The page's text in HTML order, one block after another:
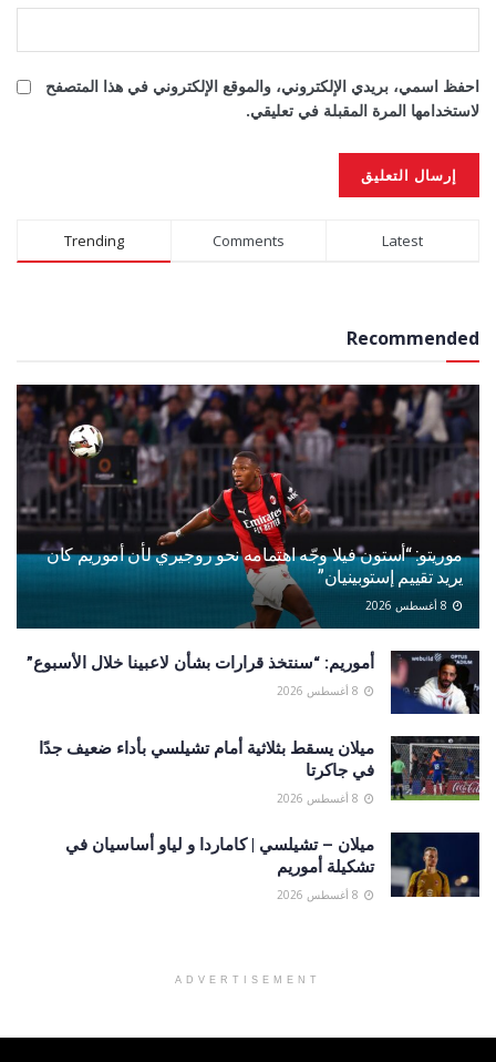
احفظ اسمي، بريدي الإلكتروني، والموقع الإلكتروني في هذا المتصفح
لاستخدامها المرة المقبلة في تعليقي.
Alternative:
Trending Comments Latest
Recommended
موريتو: “أستون فيلا وجّه اهتمامه نحو روجيري لأن أموريم كان
يريد تقييم إستوبينيان”
أموريم: “سنتخذ قرارات بشأن لاعبينا خلال الأسبوع”
ميلان يسقط بثلاثية أمام تشيلسي بأداء ضعيف جدًا
في جاكرتا
ميلان – تشيلسي | كاماردا و لياو أساسيان في
تشكيلة أموريم
ADVERTISEMENT